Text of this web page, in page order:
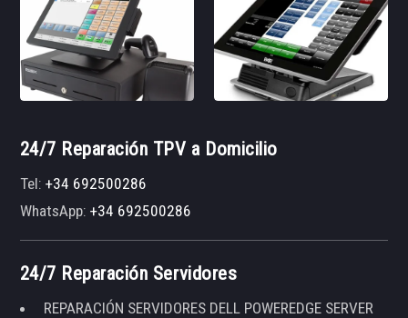
24/7 Reparación TPV a Domicilio
Tel:+34 692500286
WhatsApp:+34 692500286
24/7 Reparación Servidores
REPARACIÓN SERVIDORES DELL POWEREDGE SERVER